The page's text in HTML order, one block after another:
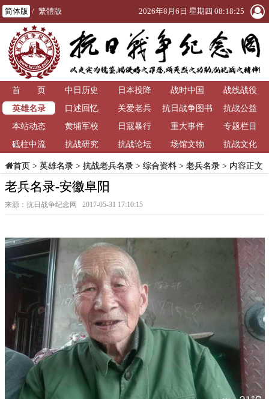
简体版 / 繁體版 2026年8月6日 星期四 08:18:25
首 页 中日历史 日本投降 战时中国
战线战役
英雄名录
口述回忆 关爱老兵
抗日战争图书
馆
抗战公益
本站动态
黄埔军校 日寇暴行 重大事件
专题栏目
砥柱中流
抗战研究 抗战论坛 场馆文物 抗战文化
首页> 英雄名录> 抗战老兵名录> 综合资料> 老兵名录> 内容正文
老兵名录-安徽阜阳
来源：抗日战争纪念网 2017-05-31 17:10:15